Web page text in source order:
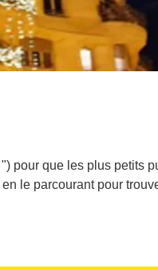
pour que les plus petits
le parcourant pour